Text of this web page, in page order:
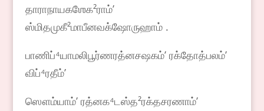
தாராநாயகஶேக²ராம்ʼ
ஸ்மிதமுகீ²மாபீனவக்ஷோருஹாம் .
பாணிப்⁴யாமலிபூர்ணரத்னசஷகம்ʼ ரக்தோத்பலம்ʼ
விப்⁴ரதீம்ʼ
ஸௌம்யாம்ʼ ரத்னக⁴டஸ்த²ரக்தசரணாம்ʼ